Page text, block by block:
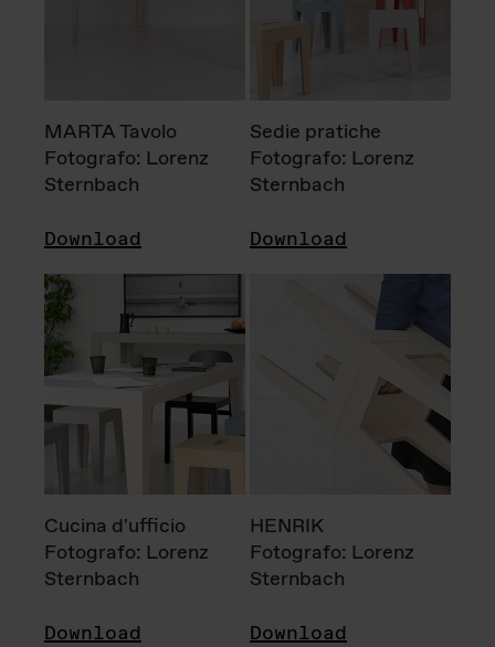
MARTA Tavolo
Fotografo: Lorenz
Sternbach
Download
Sedie pratiche
Fotografo: Lorenz
Sternbach
Download
Cucina d'ufficio
Fotografo: Lorenz
Sternbach
Download
HENRIK
Fotografo: Lorenz
Sternbach
Download